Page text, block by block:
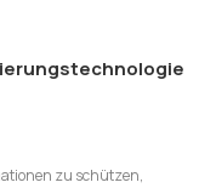
zu schützen,